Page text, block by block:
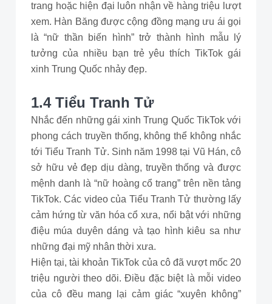
trang hoặc hiện đại luôn nhận về hàng triệu lượt
xem. Hàn Băng được cộng đồng mạng ưu ái gọi
là “nữ thần biến hình” trở thành hình mẫu lý
tưởng của nhiều bạn trẻ yêu thích TikTok gái
xinh Trung Quốc nhảy đẹp.
1.4 Tiểu Tranh Tử
Nhắc đến những gái xinh Trung Quốc TikTok với
phong cách truyền thống, không thể không nhắc
tới Tiểu Tranh Tử. Sinh năm 1998 tại Vũ Hán, cô
sở hữu vẻ đẹp dịu dàng, truyền thống và được
mệnh danh là “nữ hoàng cổ trang” trên nền tảng
TikTok. Các video của Tiểu Tranh Tử thường lấy
cảm hứng từ văn hóa cổ xưa, nổi bật với những
điệu múa duyên dáng và tạo hình kiêu sa như
những đại mỹ nhân thời xưa.
Hiện tại, tài khoản TikTok của cô đã vượt mốc 20
triệu người theo dõi. Điều đặc biệt là mỗi video
của cô đều mang lại cảm giác “xuyên không”